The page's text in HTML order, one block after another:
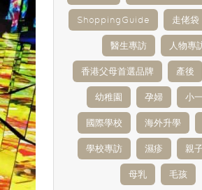
ShoppingGuide 走佬袋
醫生專訪 人物專
香港父母首選品牌 產後
幼稚園 孕婦 小
國際學校 海外升學
學校專訪 濕疹 親
母乳 毛孩